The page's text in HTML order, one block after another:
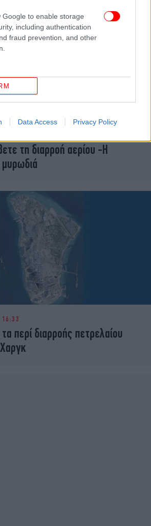
Google to enable storage
including authentication
fraud prevention, and other
Data Access Privacy Policy
τη διαρροή αερίου -Η
μυρωδιά
περί διαρροής πετρελαίου